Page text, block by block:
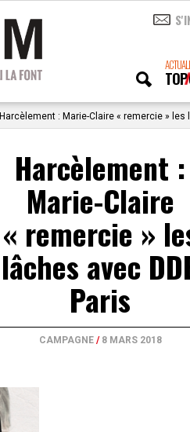
TOP
Harcèlement : Marie-Claire « remercie » les
Harcèlement :
Marie-Claire
« remercie »
lâches avec
Paris
CAMPAGNE/ 8 MARS 2018